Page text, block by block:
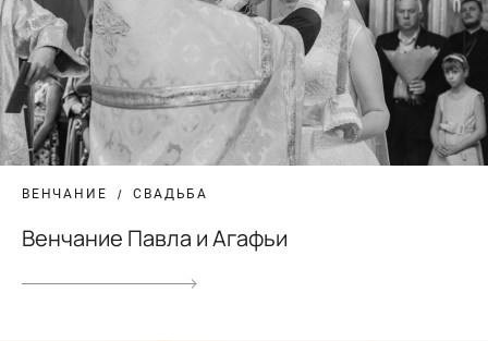
ВЕНЧАНИЕ СВАДЬБА
Венчание Павла и Агафьи